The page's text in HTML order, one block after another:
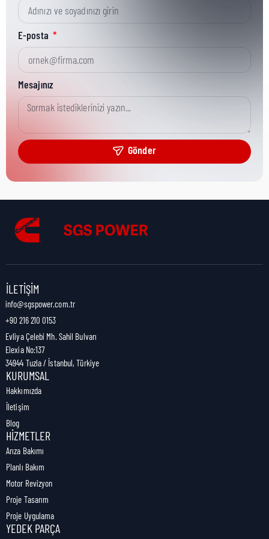
Kısa Parça No:
Ürün Grubu:
Ürün Kategorisi:
Nakliye Yüksekliği:
Nakliye Uzunluğu:
Nakliye Ağırlığı:
E-posta
Mesajınız
Gönder
İLETIŞIM
info@sgspower.com.tr
+90 216 210 0153
Evliya Çelebi Mh. Sahil Bulvarı
Elexia No:137
34944 Tuzla / İstanbul, Türkiye
KURUMSAL
Hakkımızda
İletişim
Blog
HIZMETLER
Arıza Bakımı
Planlı Bakım
Motor Revizyon
Proje Tasarım
Proje Uygulama
YEDEK PARÇA